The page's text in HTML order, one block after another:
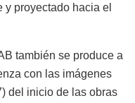
proyectado hacia el
también se produce a
con las imágenes
del inicio de las obras